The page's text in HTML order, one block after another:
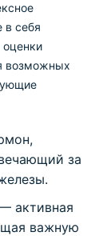
в себя
возможных
за
активная
важную